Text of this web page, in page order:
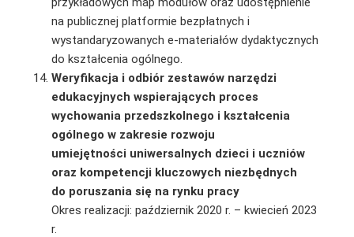
na publicznej platformie bezpłatnych i
wystandaryzowanych e-materiałów dydaktycznych
do kształcenia ogólnego.
Weryfikacja i odbiór zestawów narzędzi
edukacyjnych wspierających proces
wychowania przedszkolnego i kształcenia
ogólnego w zakresie rozwoju
umiejętności uniwersalnych dzieci i uczniów
oraz kompetencji kluczowych niezbędnych
do poruszania się na rynku pracy
Okres realizacji: październik 2020 r. – kwiecień 2023
r.